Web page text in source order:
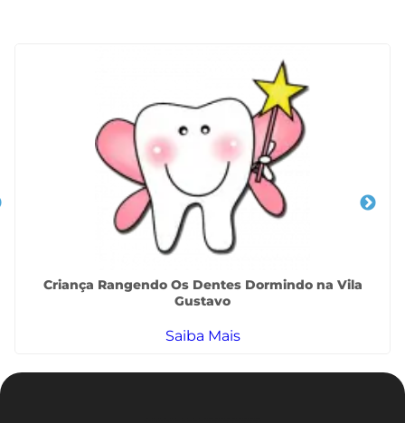
Criança Rangendo Os Dentes Dormindo na Vila
Gustavo
Saiba Mais